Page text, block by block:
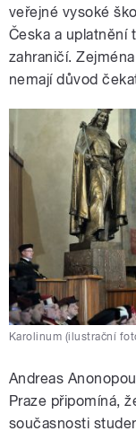
veřejné vysoké
Česka a uplatnění
zahraničí.
nemají důvod
Karolinum (ilustrační
Andreas
Praze připomíná,
současnosti